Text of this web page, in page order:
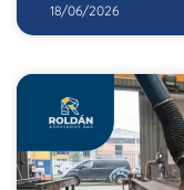
18/06/2026